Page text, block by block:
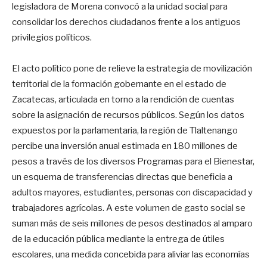
legisladora de Morena convocó a la unidad social para
consolidar los derechos ciudadanos frente a los antiguos
privilegios políticos.
El acto político pone de relieve la estrategia de movilización
territorial de la formación gobernante en el estado de
Zacatecas, articulada en torno a la rendición de cuentas
sobre la asignación de recursos públicos. Según los datos
expuestos por la parlamentaria, la región de Tlaltenango
percibe una inversión anual estimada en 180 millones de
pesos a través de los diversos Programas para el Bienestar,
un esquema de transferencias directas que beneficia a
adultos mayores, estudiantes, personas con discapacidad y
trabajadores agrícolas. A este volumen de gasto social se
suman más de seis millones de pesos destinados al amparo
de la educación pública mediante la entrega de útiles
escolares, una medida concebida para aliviar las economías